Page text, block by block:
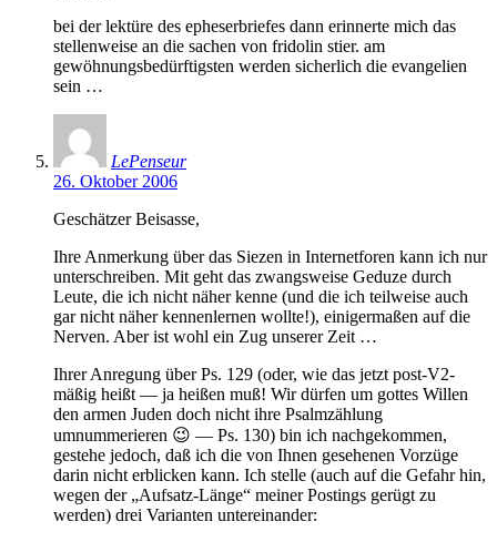
bei der lektüre des epheserbriefes dann erinnerte mich das
stellenweise an die sachen von fridolin stier. am
gewöhnungsbedürftigsten werden sicherlich die evangelien
sein …
LePenseur
26. Oktober 2006
Geschätzer Beisasse,
Ihre Anmerkung über das Siezen in Internetforen kann ich nur
unterschreiben. Mit geht das zwangsweise Geduze durch
Leute, die ich nicht näher kenne (und die ich teilweise auch
gar nicht näher kennenlernen wollte!), einigermaßen auf die
Nerven. Aber ist wohl ein Zug unserer Zeit …
Ihrer Anregung über Ps. 129 (oder, wie das jetzt post-V2-
mäßig heißt — ja heißen muß! Wir dürfen um gottes Willen
den armen Juden doch nicht ihre Psalmzählung
umnummerieren 😉 — Ps. 130) bin ich nachgekommen,
gestehe jedoch, daß ich die von Ihnen gesehenen Vorzüge
darin nicht erblicken kann. Ich stelle (auch auf die Gefahr hin,
wegen der „Aufsatz-Länge“ meiner Postings gerügt zu
werden) drei Varianten untereinander: